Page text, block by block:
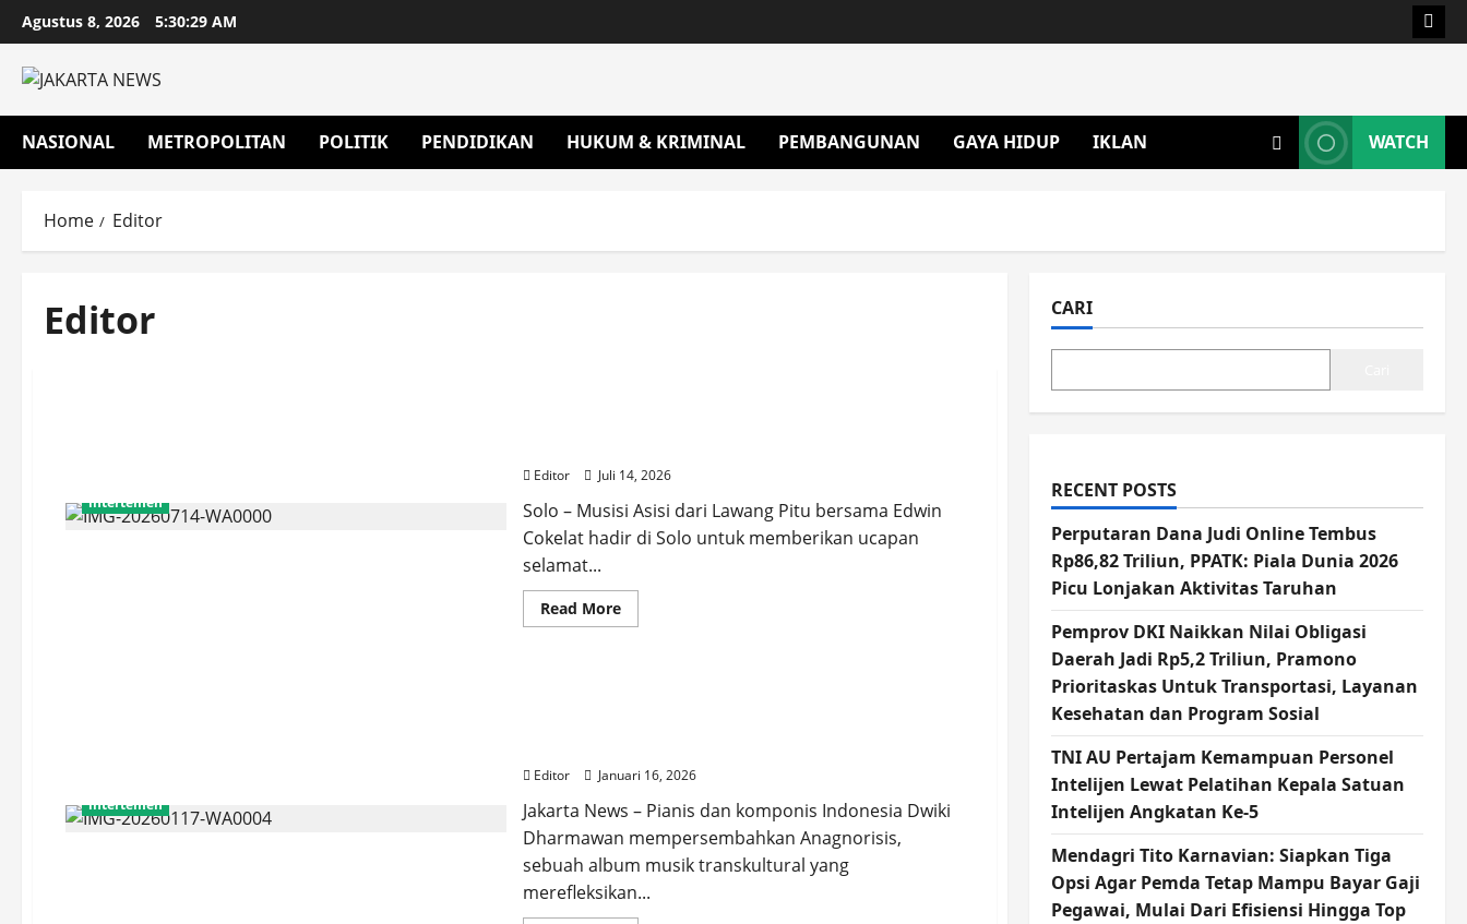
Agustus 8, 2026 5:30:30 AM
NASIONAL METROPOLITAN POLITIK PENDIDIKAN HUKUM & KRIMINAL PEMBANGUNAN GAYA HIDUP IKLAN WATCH
Home Editor
Editor
intertemen
Editor Juli 14, 2026
Solo – Musisi Asisi dari Lawang Pitu bersama Edwin
Cokelat hadir di Solo untuk memberikan ucapan
selamat...
Read More
intertemen
Editor Januari 16, 2026
Jakarta News – Pianis dan komponis Indonesia Dwiki
Dharmawan mempersembahkan Anagnorisis,
sebuah album musik transkultural yang
merefleksikan...
CARI
RECENT POSTS
Perputaran Dana Judi Online Tembus
Rp86,82 Triliun, PPATK: Piala Dunia 2026
Picu Lonjakan Aktivitas Taruhan
Pemprov DKI Naikkan Nilai Obligasi
Daerah Jadi Rp5,2 Triliun, Pramono
Prioritaskas Untuk Transportasi, Layanan
Kesehatan dan Program Sosial
TNI AU Pertajam Kemampuan Personel
Intelijen Lewat Pelatihan Kepala Satuan
Intelijen Angkatan Ke-5
Mendagri Tito Karnavian: Siapkan Tiga
Opsi Agar Pemda Tetap Mampu Bayar Gaji
Pegawai, Mulai Dari Efisiensi Hingga Top